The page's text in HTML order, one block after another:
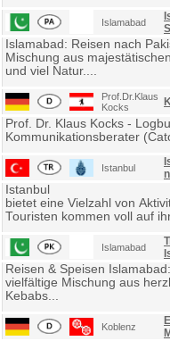
Islamabad
Islamabad: Reisen nach
Mischung aus
und viel Natur....
Prof.Dr.Klaus
Kocks
Prof. Dr. Klaus Kocks -
Kommunikationsberater
Istanbul
Istanbul
bietet eine Vielzahl von
Touristen kommen voll auf
Islamabad
Reisen & Speisen
vielfältige Mischung aus
Kebabs...
Koblenz